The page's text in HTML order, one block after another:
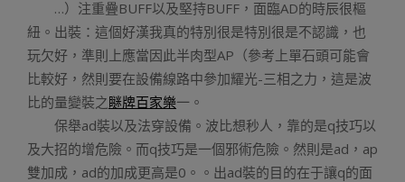
…）注重疊BUFF以及堅持BUFF，面臨AD的時辰很樞
紐。出裝：這個好漢我真的特別很是特別很是不認識，也
玩欠好，準則上應當因此半肉型AP（參考上單石頭可能會
比較好，然則要在設備線路中參加耀光-三相之力，這是波
比的量變裝之瞇牌百家樂一。
保舉ad裝以及法穿設備。波比想秒人，靠的是q技巧以
及大招的增危險。而q技巧是一個邪術危險。然則是ad，ap
雙加成，ad的加成更高是0。。出ad裝的目的在于讓q的面